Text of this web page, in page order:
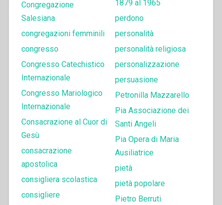
Congregazione
Salesiana
congregazioni femminili
congresso
Congresso Catechistico
Internazionale
Congresso Mariologico
Internazionale
Consacrazione al Cuor di
Gesù
consacrazione
apostolica
consigliera scolastica
consigliere
1879 al 1965
perdono
personalità
personalità religiosa
personalizzazione
persuasione
Petronilla Mazzarello
Pia Associazione dei
Santi Angeli
Pia Opera di Maria
Ausiliatrice
pietà
pietà popolare
Pietro Berruti